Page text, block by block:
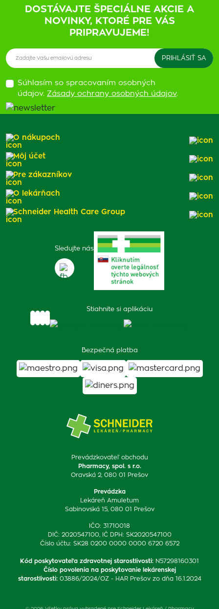
DOSTÁVAJTE ŠPECIÁLNE AKCIE A
NOVINKY, KTORÉ PRE VÁS
PRIPRAVUJEME!
Súhlasím so spracovaním osobných
údajov. Zásady ochrany osobných údajov.
Prevádzkovateľ obchodu
Pharmacy, spol. s r.o.
Oravská 2, 080 01 Prešov
Prevádzka
Lekáreň Amuletum
Sabinovská 15, 080 01 Prešov
IČO: 31710018
DIČ: 2020547100, IČ DPH: SK2020547100
Číslo účtu: SK28 0200 0000 0000 6720 6572
Kód poskytovateľa zdravotnej starostlivosti: N57298160301
Číslo povolenia na poskytovanie lekárenskej
starostlivosti: 03886/2024/OZ - HAR Prešov zo dňa 16.1.2024
Sledujte nás
Stiahnite si aplikáciu
Bezpečná platba
O nákupoch
Môj účet
Pre zákazníkov
O lekárňach
Schneider Health Care Group